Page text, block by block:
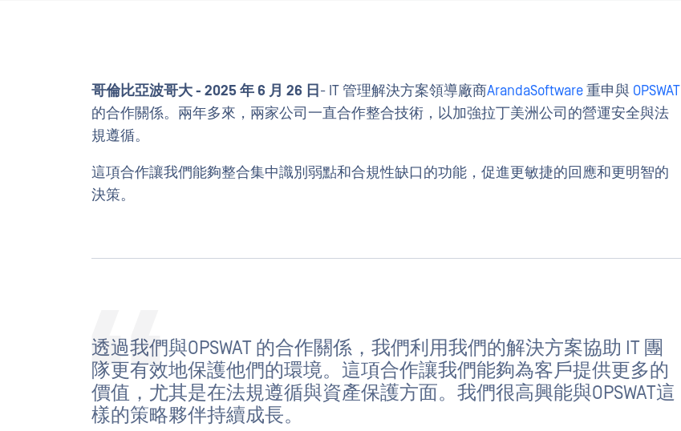
哥倫比亞波哥大 - 2025 年 6 月 26 日 - IT 管理解決方案領導廠商ArandaSoftware重申與 OPSWAT
的合作關係。兩年多來，兩家公司一直合作整合技術，以加強拉丁美洲公司的營運安全與法
規遵循。
這項合作讓我們能夠整合集中識別弱點和合規性缺口的功能，促進更敏捷的回應和更明智的
決策。
透過我們與OPSWAT 的合作關係，我們利用我們的解決方案協助 IT 團
隊更有效地保護他們的環境。這項合作讓我們能夠為客戶提供更多的
價值，尤其是在法規遵循與資產保護方面。我們很高興能與OPSWAT這
樣的策略夥伴持續成長。